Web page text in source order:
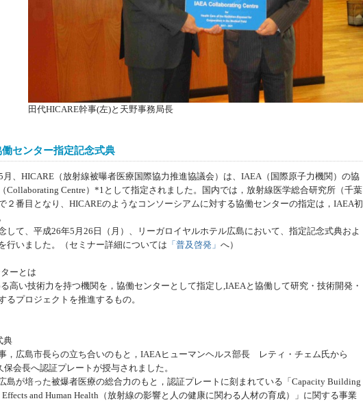
田代HICARE幹事(左)と天野事務局長
センター指定記念式典
、HICARE（放射線被曝者医療国際協力推進協議会）は、IAEA（国際原子力機関）の協
Collaborating Centre）*1として指定されました。国内では，放射線医学総合研究所（千葉
２番目となり、HICAREのようなコンソーシアムに対する協働センターの指定は，IAEA初
して、平成26年5月26日（月）、リーガロイヤルホテル広島において、指定記念式典およ
行いました。（セミナー詳細については 「普及啓発」 へ）
ーとは
高い技術力を持つ機関を，協働センターとして指定し,IAEAと協働して研究・技術開発・
るプロジェクトを推進するもの。
典
，広島市長らの立ち合いのもと，IAEAヒューマンヘルス部長 レティ・チェム氏から
保会長へ認証プレートが授与されました。
島が培った被爆者医療の総合力のもと，認証プレートに刻まれている「Capacity Building
and Human Health（放射線の影響と人の健康に関わる人材の育成）」に関する事業